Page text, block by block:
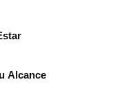
Alcance